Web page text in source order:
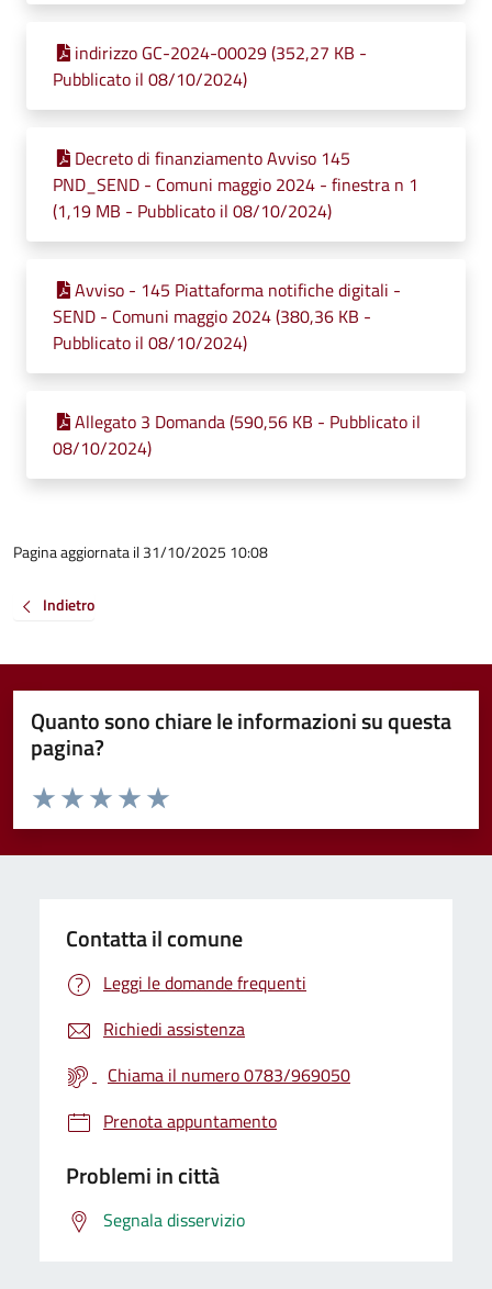
indirizzo GC-2024-00029 (352,27 KB -
Pubblicato il 08/10/2024)
Decreto di finanziamento Avviso 145
PND_SEND - Comuni maggio 2024 - finestra n 1
(1,19 MB - Pubblicato il 08/10/2024)
Avviso - 145 Piattaforma notifiche digitali -
SEND - Comuni maggio 2024 (380,36 KB -
Pubblicato il 08/10/2024)
Allegato 3 Domanda (590,56 KB - Pubblicato il
08/10/2024)
Pagina aggiornata il 31/10/2025 10:08
Indietro
Quanto sono chiare le informazioni su questa
pagina?
Valuta da 1 a 5 stelle la pagina
Valuta 5 stelle su 5
Valuta 4 stelle su 5
Valuta 3 stelle su 5
Valuta 2 stelle su 5
Valuta 1 stelle su 5
Contatta il comune
Leggi le domande frequenti
Richiedi assistenza
Chiama il numero 0783/969050
Prenota appuntamento
Problemi in città
Segnala disservizio